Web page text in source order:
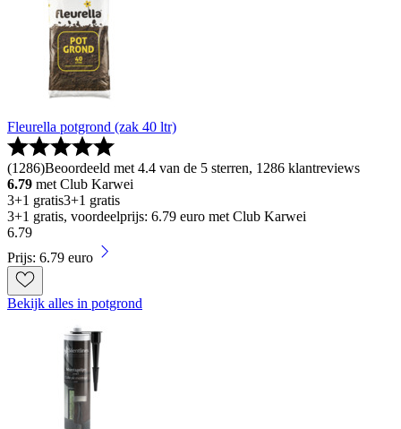
Fleurella potgrond (zak 40 ltr)
(1286)Beoordeeld met 4.4 van de 5 sterren, 1286 klantreviews
6.79 met Club Karwei
3+1 gratis3+1 gratis
3+1 gratis, voordeelprijs: 6.79 euro met Club Karwei
6.79
Prijs: 6.79 euro
Bekijk alles in potgrond